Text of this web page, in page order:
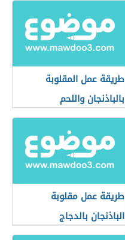
طريقة عمل المقلوبة
بالباذنجان واللحم
طريقة عمل مقلوبة
الباذنجان بالدجاج